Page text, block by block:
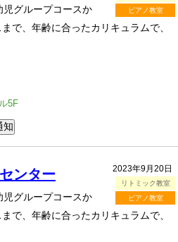
ピアノ教室
グループコースか
で、年齢に合ったカリキュラムで、
5F
2023年9月20日
リトミック教室
ピアノ教室
ンター
グループコースか
で、年齢に合ったカリキュラムで、